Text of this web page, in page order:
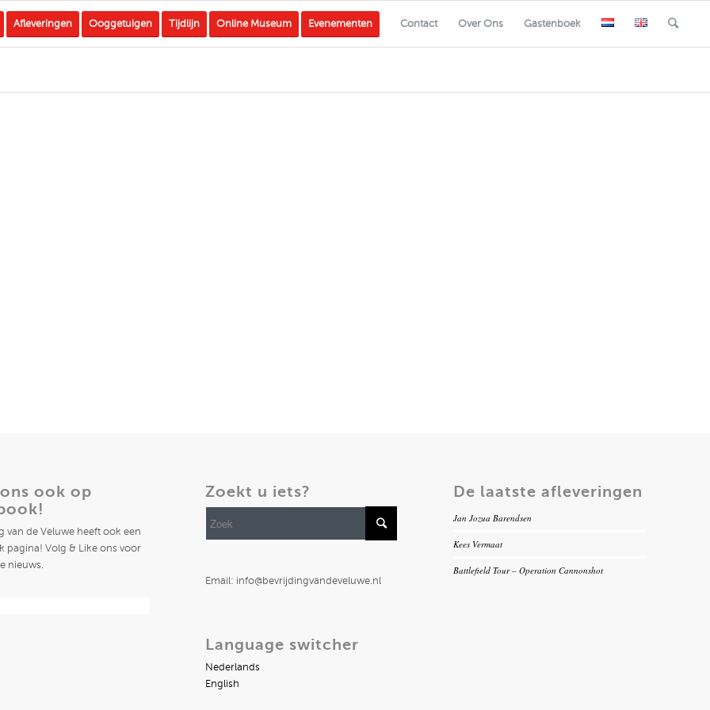
Afleveringen Ooggetuigen Tijdlijn Online Museum Evenementen Contact Over Ons Gastenboek
ook op
van de Veluwe heeft ook een
pagina! Volg & Like ons voor
nieuws.
Zoekt u iets?
Email: info@bevrijdingvandeveluwe.nl
Language switcher
Nederlands
English
De laatste afleveringen
Jan Jozua Barendsen
Kees Vermaat
Battlefield Tour – Operation Cannonshot